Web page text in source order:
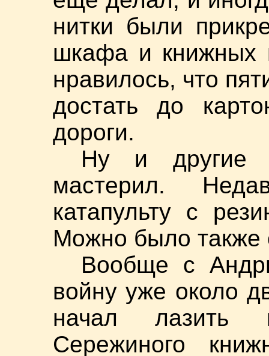
нитки были
шкафа и книжных
нравилось, что
достать до
дороги.
Ну и другие
мастерил.
катапульту с
Можно было также
Вообще с
войну уже около
начал лазить
Сережиного